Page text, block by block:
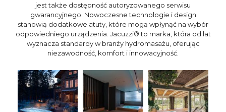
jest także dostępność autoryzowanego serwisu
gwarancyjnego. Nowoczesne technologie i design
stanowią dodatkowe atuty, które mogą wpłynąć na wybór
odpowiedniego urządzenia. Jacuzzi® to marka, która od lat
wyznacza standardy w branży hydromasażu, oferując
niezawodność, komfort i innowacyjność.